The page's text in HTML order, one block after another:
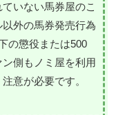
いない馬券屋のこ
外の馬券発売行為
の懲役または500
側もノミ屋を利用
意が必要です。